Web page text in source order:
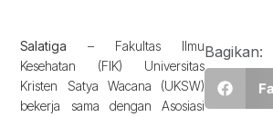
Salatiga – Fakultas Ilmu
Kesehatan (FIK) Universitas
Kristen Satya Wacana (UKSW)
bekerja sama dengan Asosiasi
Bagikan: